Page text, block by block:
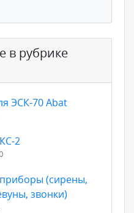
в рубрике
ЭСК-70 Abat
2
приборы (сирены,
звонки)